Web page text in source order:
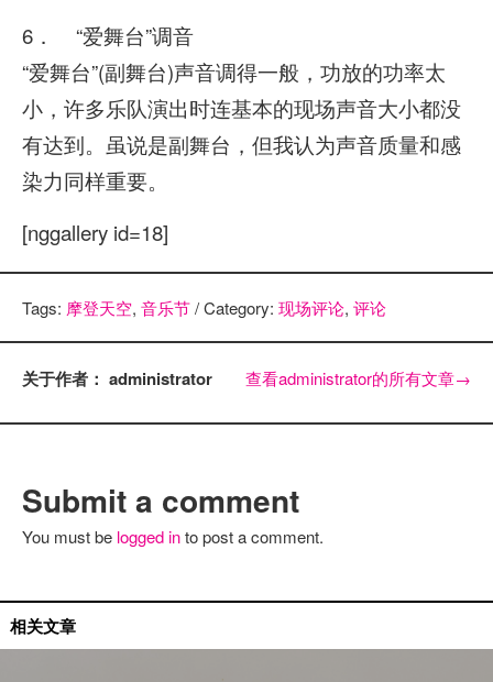
6． “爱舞台”调音
“爱舞台”(副舞台)声音调得一般，功放的功率太
小，许多乐队演出时连基本的现场声音大小都没
有达到。虽说是副舞台，但我认为声音质量和感
染力同样重要。
[nggallery id=18]
Tags: 摩登天空, 音乐节/ Category: 现场评论, 评论
关于作者： administrator 查看administrator的所有文章→
Submit a comment
You must be logged into post a comment.
相关文章
国内艺人